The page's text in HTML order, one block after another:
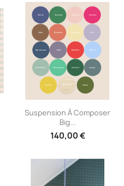
Aperçu rapide
Suspension À Composer
Big...
140,00 €